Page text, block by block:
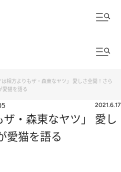
”は相方よりもザ・森東なヤツ」 愛しさ全開！さら
愛猫を語る
2021.6.17
ザ・森東なヤツ」 愛し
愛猫を語る